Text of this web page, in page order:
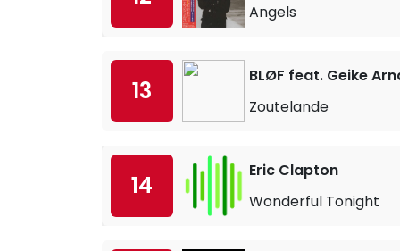
Angels
13
BLØF feat. Geike
Zoutelande
14
Eric Clapton
Wonderful Tonight